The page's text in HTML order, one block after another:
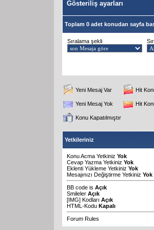
Gösteriliş ayarları
Toplam 0 adet konudan sayfa
Sıralama şekli
Yeni Mesaj Var Hit
Yeni Mesaj Yok Hit
Konu Kapatılmıştır
Yetkileriniz
Konu Acma Yetkiniz Yok
Cevap Yazma Yetkiniz Yok
Eklenti Yükleme Yetkiniz Yok
Mesajınızı Değiştirme Yetkiniz Yok
BB code is Açık
Smileler Açık
[IMG] Kodları Açık
HTML-Kodu Kapalı
Forum Rules